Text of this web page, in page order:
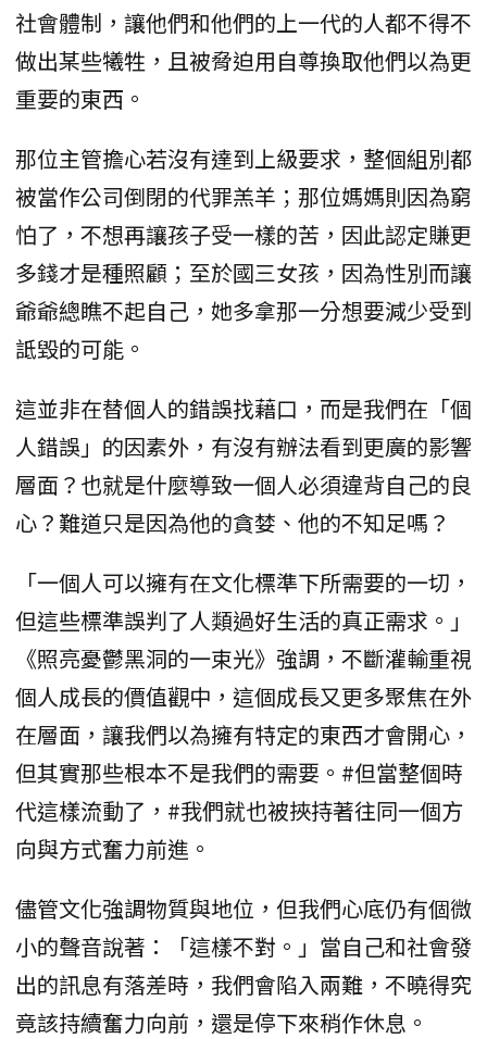
社會體制，讓他們和他們的上一代的人都不得不
做出某些犧牲，且被脅迫用自尊換取他們以為更
重要的東西。
那位主管擔心若沒有達到上級要求，整個組別都
被當作公司倒閉的代罪羔羊；那位媽媽則因為窮
怕了，不想再讓孩子受一樣的苦，因此認定賺更
多錢才是種照顧；至於國三女孩，因為性別而讓
爺爺總瞧不起自己，她多拿那一分想要減少受到
詆毀的可能。
這並非在替個人的錯誤找藉口，而是我們在「個
人錯誤」的因素外，有沒有辦法看到更廣的影響
層面？也就是什麼導致一個人必須違背自己的良
心？難道只是因為他的貪婪、他的不知足嗎？
「一個人可以擁有在文化標準下所需要的一切，
但這些標準誤判了人類過好生活的真正需求。」
《照亮憂鬱黑洞的一束光》強調，不斷灌輸重視
個人成長的價值觀中，這個成長又更多聚焦在外
在層面，讓我們以為擁有特定的東西才會開心，
但其實那些根本不是我們的需要。#但當整個時
代這樣流動了，#我們就也被挾持著往同一個方
向與方式奮力前進。
儘管文化強調物質與地位，但我們心底仍有個微
小的聲音說著：「這樣不對。」當自己和社會發
出的訊息有落差時，我們會陷入兩難，不曉得究
竟該持續奮力向前，還是停下來稍作休息。